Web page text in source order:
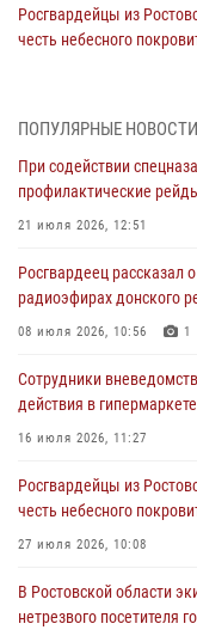
Росгвардейцы из
честь небесного
При содействии
21 июля 2026, 12:51
В Ростовской области
17 июля 2026, 07:24
Сотрудники
16 июля 2026, 11:27
Конкурс
15 июля 2026, 06:39
ПОПУЛЯРНЫЕ НОВОСТИ
При содействии
профилактические
21 июля 2026, 12:51
Росгвардеец рассказал
радиоэфирах донского
08 июля 2026, 10:56 1
Сотрудники
действия в
16 июля 2026, 11:27
Росгвардейцы из
честь небесного
27 июля 2026, 10:08
В Ростовской области
нетрезвого посетителя